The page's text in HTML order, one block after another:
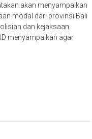
akan menyampaikan
modal dari provinsi Bali
dan kejaksaan.
menyampaikan agar